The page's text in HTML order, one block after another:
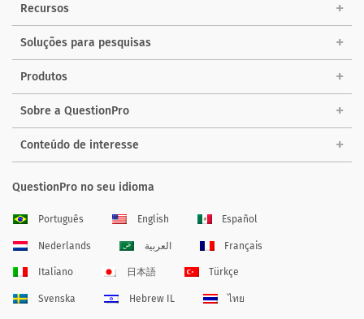
Recursos
Soluções para pesquisas
Produtos
Sobre a QuestionPro
Conteúdo de interesse
QuestionPro no seu idioma
Português English Español
Nederlands العربية Français
Italiano 日本語 Türkçe
Svenska Hebrew IL ไทย